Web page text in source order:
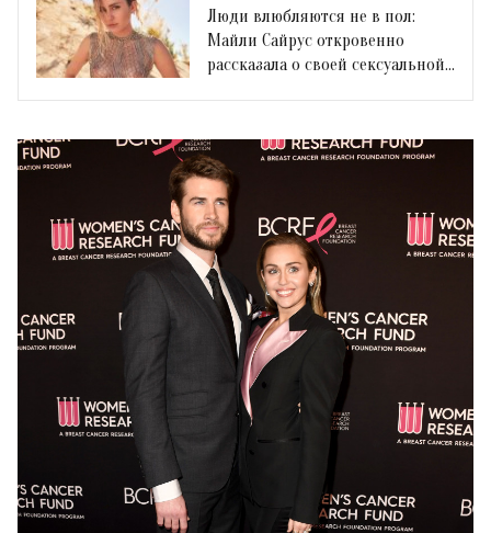
Люди влюбляются не в пол:
Майли Сайрус откровенно
рассказала о своей сексуальной